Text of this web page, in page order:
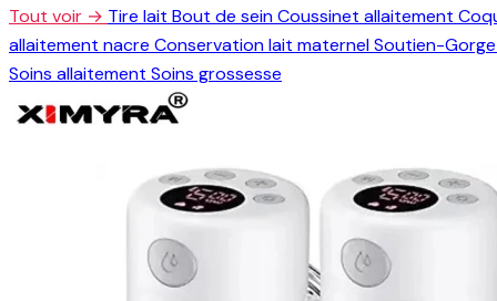
Tout voir → Tire lait Bout de seinCoussinet allaitement
allaitement nacre Conservation lait maternelSoutien-
Soins allaitement Soins grossesse